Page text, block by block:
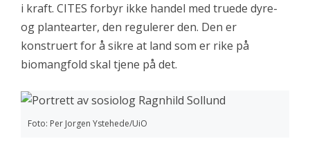
i kraft. CITES forbyr ikke handel med truede dyre-
og plantearter, den regulerer den. Den er
konstruert for å sikre at land som er rike på
biomangfold skal tjene på det.
Foto: Per Jorgen Ystehede/UiO